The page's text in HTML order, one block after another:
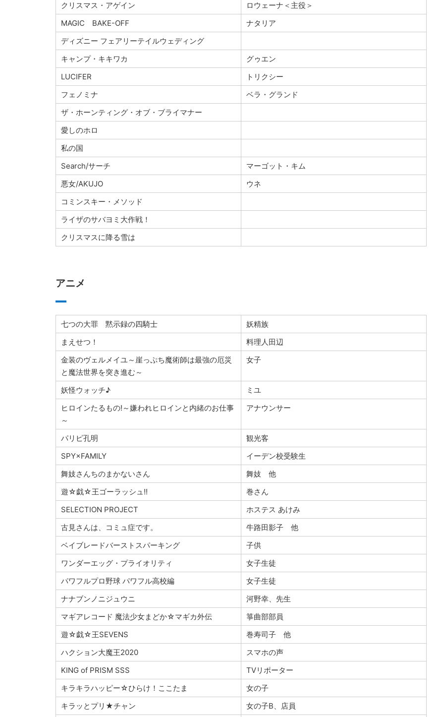
クリスマス・アゲイン
ロウェーナ＜主役＞
MAGIC BAKE-OFF
ナタリア
ディズニー フェアリーテイルウェディング
キャンプ・キキワカ
グゥエン
LUCIFER
トリクシー
フェノミナ
ベラ・グランド
ザ・ホーンティング・オブ・ブライマナー
愛しのホロ
私の国
Search/サーチ
マーゴット・キム
悪女/AKUJO
ウネ
コミンスキー・メソッド
ライザのサバヨミ大作戦！
クリスマスに降る雪は
アニメ
七つの大罪 黙示録の四騎士
妖精族
まえせつ！
料理人田辺
金装のヴェルメイユ～崖っぷち魔術師は最強の厄災
と魔法世界を突き進む～
女子
妖怪ウォッチ♪
ミユ
ヒロインたるもの!～嫌われヒロインと内緒のお仕事
～
アナウンサー
パリピ孔明
観光客
SPY×FAMILY
イーデン校受験生
舞妓さんちのまかないさん
舞妓 他
遊☆戯☆王ゴーラッシュ!!
巻さん
SELECTION PROJECT
ホステス あけみ
古見さんは、コミュ症です。
牛路田影子 他
ベイブレードバーストスパーキング
子供
ワンダーエッグ・プライオリティ
女子生徒
パワフルプロ野球 パワフル高校編
女子生徒
ナナブンノニジュウニ
河野幸、先生
マギアレコード 魔法少女まどか☆マギカ外伝
箏曲部部員
遊☆戯☆王SEVENS
巻寿司子 他
ハクション大魔王2020
スマホの声
KING of PRISM SSS
TVリポーター
キラキラハッピー☆ひらけ！ここたま
女の子
キラッとプリ★チャン
女の子B、店員